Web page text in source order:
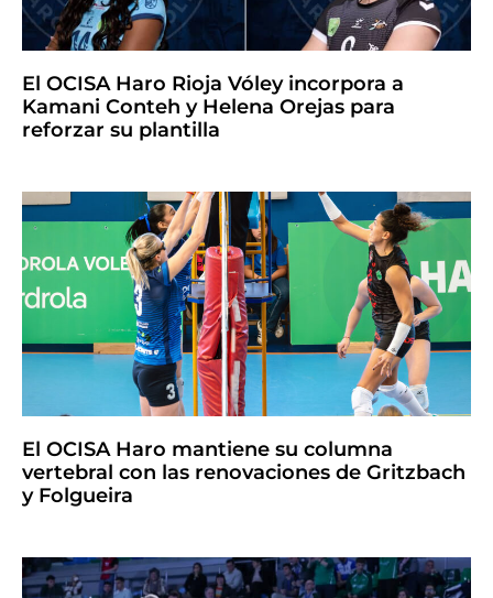
El OCISA Haro Rioja Vóley incorpora a
Kamani Conteh y Helena Orejas para
reforzar su plantilla
El OCISA Haro mantiene su columna
vertebral con las renovaciones de Gritzbach
y Folgueira